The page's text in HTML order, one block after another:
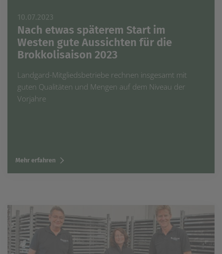
10.07.2023
Nach etwas späterem Start im
Westen gute Aussichten für die
Brokkolisaison 2023
Landgard-Mitgliedsbetriebe rechnen insgesamt mit
guten Qualitäten und Mengen auf dem Niveau der
Vorjahre
Mehr erfahren